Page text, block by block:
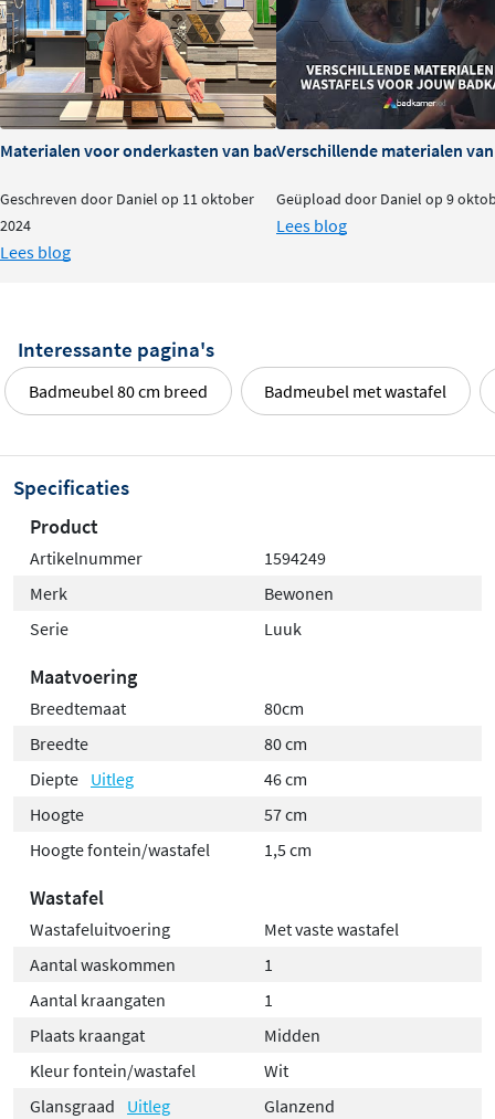
Materialen voor onderkasten van badkamermeubels: voor- en
Geschreven door Daniel op 11 oktober
2024
Lees blog
Verschillende materialen
Geüpload door Daniel op 9
Lees blog
Interessante pagina's
Badmeubel 80 cm breed Badmeubel met wastafel
Specificaties
Product
Artikelnummer
1594249
Merk
Bewonen
Serie
Luuk
Maatvoering
Breedtemaat
80cm
Breedte
80 cm
Diepte Uitleg
46 cm
Hoogte
57 cm
Hoogte fontein/wastafel
1,5 cm
Wastafel
Wastafeluitvoering
Met vaste wastafel
Aantal waskommen
1
Aantal kraangaten
1
Plaats kraangat
Midden
Kleur fontein/wastafel
Wit
Glansgraad
Uitleg
Glanzend